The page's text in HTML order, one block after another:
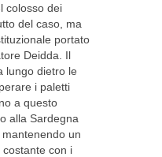
colosso dei
del caso, ma
portato
Deidda. Il
lungo dietro le
i paletti
a questo
alla Sardegna
mantenendo un
con i